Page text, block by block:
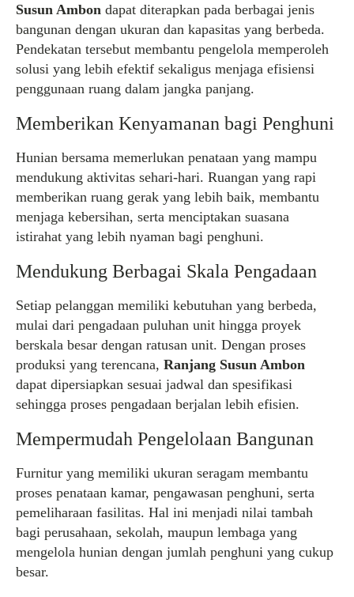
Susun Ambon dapat diterapkan pada berbagai jenis
bangunan dengan ukuran dan kapasitas yang berbeda.
Pendekatan tersebut membantu pengelola memperoleh
solusi yang lebih efektif sekaligus menjaga efisiensi
penggunaan ruang dalam jangka panjang.
Memberikan Kenyamanan bagi Penghuni
Hunian bersama memerlukan penataan yang mampu
mendukung aktivitas sehari-hari. Ruangan yang rapi
memberikan ruang gerak yang lebih baik, membantu
menjaga kebersihan, serta menciptakan suasana
istirahat yang lebih nyaman bagi penghuni.
Mendukung Berbagai Skala Pengadaan
Setiap pelanggan memiliki kebutuhan yang berbeda,
mulai dari pengadaan puluhan unit hingga proyek
berskala besar dengan ratusan unit. Dengan proses
produksi yang terencana, Ranjang Susun Ambon
dapat dipersiapkan sesuai jadwal dan spesifikasi
sehingga proses pengadaan berjalan lebih efisien.
Mempermudah Pengelolaan Bangunan
Furnitur yang memiliki ukuran seragam membantu
proses penataan kamar, pengawasan penghuni, serta
pemeliharaan fasilitas. Hal ini menjadi nilai tambah
bagi perusahaan, sekolah, maupun lembaga yang
mengelola hunian dengan jumlah penghuni yang cukup
besar.